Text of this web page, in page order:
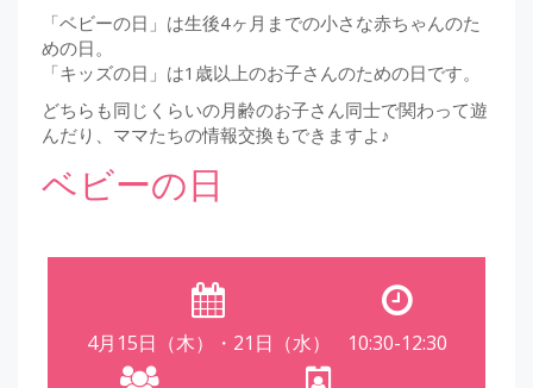
「ベビーの日」は生後4ヶ月までの小さな赤ちゃんのた
めの日。
「キッズの日」は1歳以上のお子さんのための日です。
どちらも同じくらいの月齢のお子さん同士で関わって遊
んだり、ママたちの情報交換もできますよ♪
ベビーの日
4月15日（木）・21日（水） 10:30-12:30